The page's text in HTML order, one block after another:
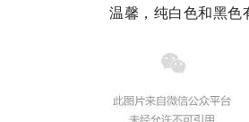
温馨，纯白色和黑色